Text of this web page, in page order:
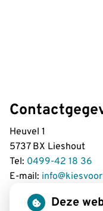
Heuvel 1
5737 BX Lieshout
Tel: 0499-42 18 36
E-mail:
Deze